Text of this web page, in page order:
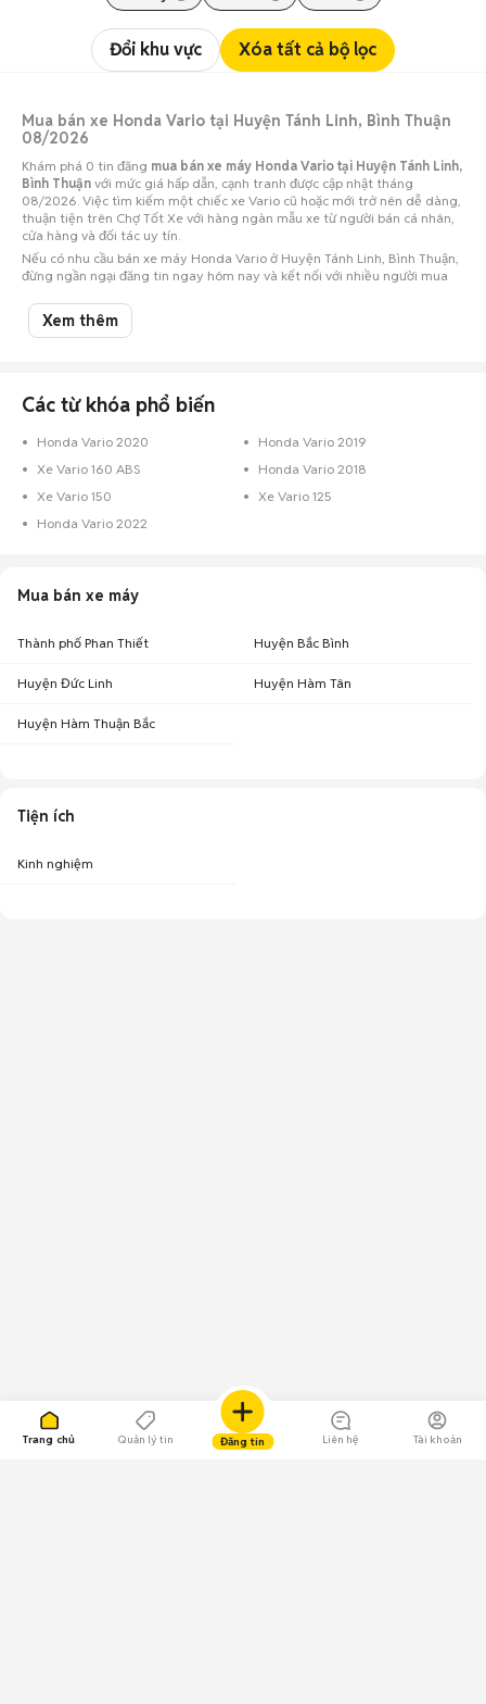
Trang chủ Quản lý tin Đăng tin Liên hệ Tài khoản
Đổi khu vực Xóa tất cả bộ lọc
Mua bán xe Honda Vario tại Huyện Tánh Linh, Bình Thuận
08/2026
Khám phá 0 tin đăng mua bán xe máy Honda Vario tại Huyện Tánh Linh,
Bình Thuận với mức giá hấp dẫn, cạnh tranh được cập nhật tháng
08/2026. Việc tìm kiếm một chiếc xe Vario cũ hoặc mới trở nên dễ dàng,
thuận tiện trên Chợ Tốt Xe với hàng ngàn mẫu xe từ người bán cá nhân,
cửa hàng và đối tác uy tín.
Nếu có nhu cầu bán xe máy Honda Vario ở Huyện Tánh Linh, Bình Thuận,
đừng ngần ngại đăng tin ngay hôm nay và kết nối với nhiều người mua
Xem thêm
Các từ khóa phổ biến
Honda Vario 2020
Honda Vario 2019
Xe Vario 160 ABS
Honda Vario 2018
Xe Vario 150
Xe Vario 125
Honda Vario 2022
Mua bán xe máy
Thành phố Phan Thiết Huyện Bắc Bình
Huyện Đức Linh Huyện Hàm Tân
Huyện Hàm Thuận Bắc
Tiện ích
Kinh nghiệm